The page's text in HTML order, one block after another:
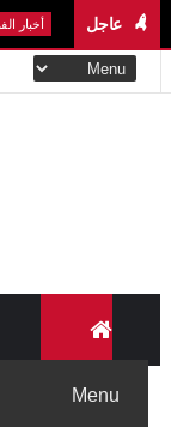
عاجل
أخبار الفن والمشاهير